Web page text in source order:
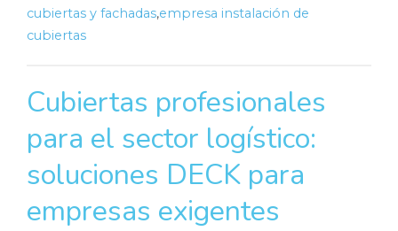
cubiertas y fachadas,empresa instalación de
cubiertas
Cubiertas profesionales
para el sector logístico:
soluciones DECK para
empresas exigentes